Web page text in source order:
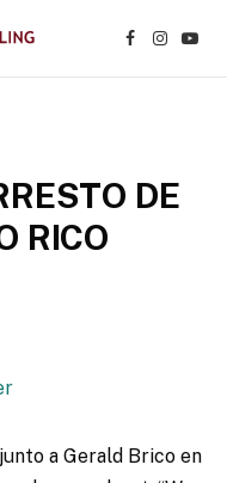
Facebook
DE
RICO
a Gerald Brico en